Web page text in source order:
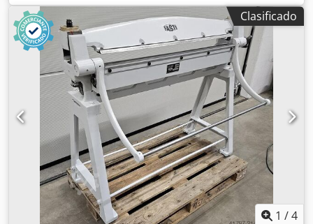
Clasificado
1 /4